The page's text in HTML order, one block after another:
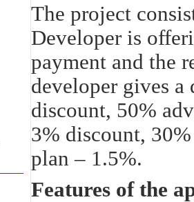
The project
Developer is
payment and the
developer gives
discount, 50%
3% discount,
plan – 1.5%.
Features of the